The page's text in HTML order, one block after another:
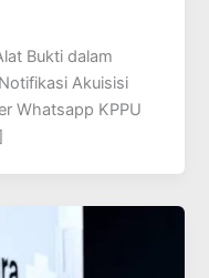
Bukti dalam
Akuisisi
Whatsapp KPPU